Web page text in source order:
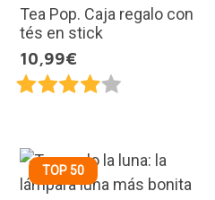
Tea Pop. Caja regalo con
tés en stick
10,99€
TOP 50